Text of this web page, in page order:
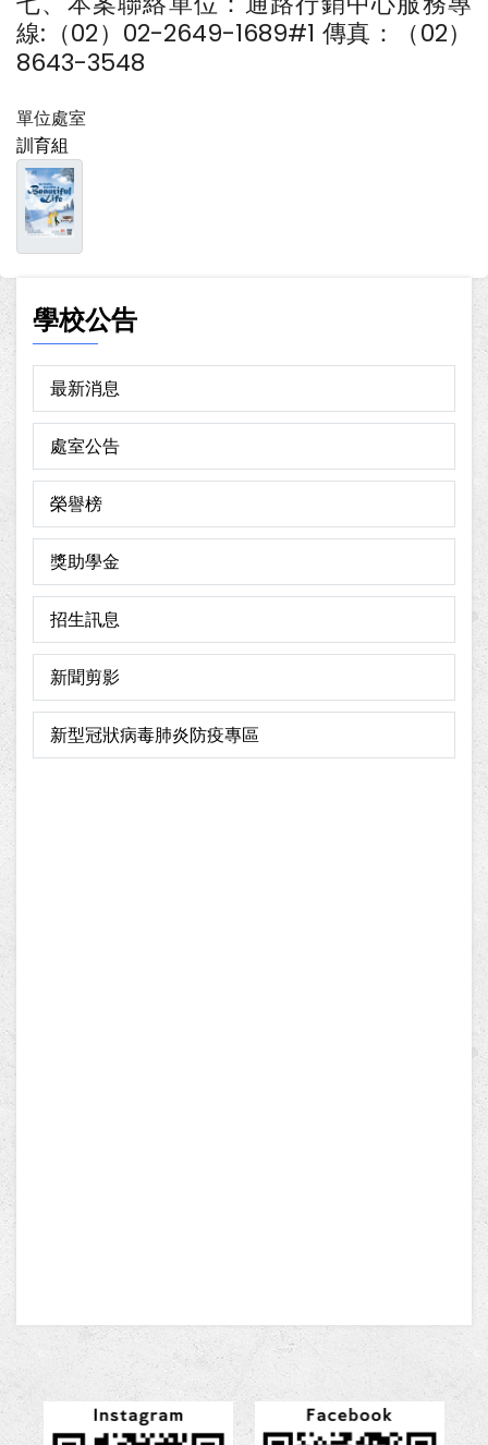
線:（02）02-2649-1689#1 傳真：（02）
8643-3548
單位處室
訓育組
學校公告
最新消息
處室公告
榮譽榜
獎助學金
招生訊息
新聞剪影
新型冠狀病毒肺炎防疫專區